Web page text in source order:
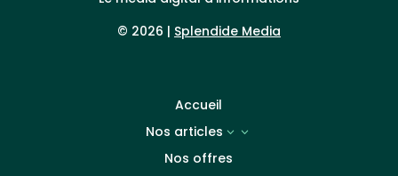
© 2026 | Splendide Media
Accueil
Nos articles
3
Nos offres